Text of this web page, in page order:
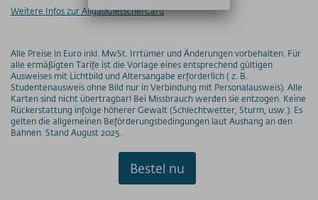
Maßnahmen zur Qualitätsverbesserung
Geschichte
Technische Daten
Freie Stellen
PRESSE
SOS / Notfallnummern
Weitere Infos zur AllgäuGletscherCard
Alle Preise in Euro inkl. MwSt. Irrtümer und Änderungen vorbehalten. Für
alle ermäßigten Tarife ist die Vorlage eines entsprechend gültigen
Ausweises mit Lichtbild und Altersangabe erforderlich ( z. B.
Studentenausweis ohne Bild nur in Verbindung mit Personalausweis). Alle
Karten sind nicht übertragbar! Bei Missbrauch werden sie entzogen. Keine
Rückerstattung infolge höherer Gewalt (Schlechtwetter, Sturm, usw.). Es
gelten die allgemeinen Beförderungsbedingungen laut Aushang an den
Bahnen. Stand August 2025.
Bestel nu